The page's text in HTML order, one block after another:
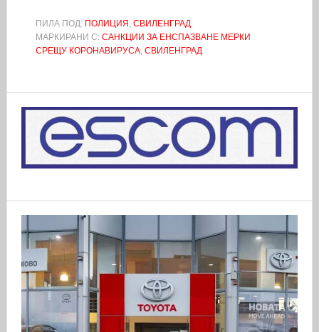
ПИЛА ПОД: ПОЛИЦИЯ , СВИЛЕНГРАД
МАРКИРАНИ С: САНКЦИИ ЗА ЕНСПАЗВАНЕ МЕРКИ
СРЕЩУ КОРОНАВИРУСА, СВИЛЕНГРАД